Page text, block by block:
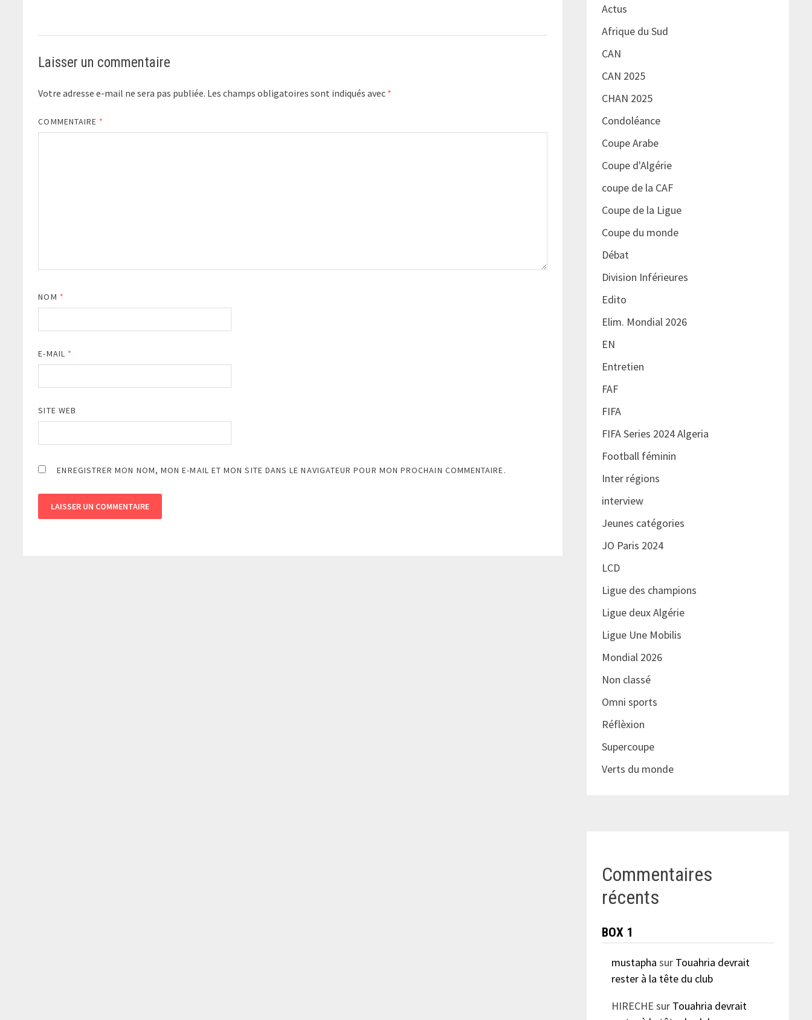
Laisser un commentaire
Votre adresse e-mail ne sera pas publiée. Les champs obligatoires sont indiqués avec *
COMMENTAIRE *
NOM *
E-MAIL *
SITE WEB
ENREGISTRER MON NOM, MON E-MAIL ET MON SITE DANS LE NAVIGATEUR POUR MON PROCHAIN COMMENTAIRE.
Actus
Afrique du Sud
CAN
CAN 2025
CHAN 2025
Condoléance
Coupe Arabe
Coupe d'Algérie
coupe de la CAF
Coupe de la Ligue
Coupe du monde
Débat
Division Inférieures
Edito
Elim. Mondial 2026
EN
Entretien
FAF
FIFA
FIFA Series 2024 Algeria
Football féminin
Inter régions
interview
Jeunes catégories
JO Paris 2024
LCD
Ligue des champions
Ligue deux Algérie
Ligue Une Mobilis
Mondial 2026
Non classé
Omni sports
Réflèxion
Supercoupe
Verts du monde
Commentaires
récents
BOX 1
mustapha sur Touahria devrait
rester à la tête du club
HIRECHE sur Touahria devrait